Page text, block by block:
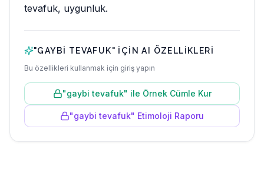
tevafuk, uygunluk.
"GAYBI TEVAFUK" IÇIN AI ÖZELLIKLERI
Bu özellikleri kullanmak için giriş yapın
"gaybi tevafuk" ile Örnek Cümle Kur
"gaybi tevafuk" Etimoloji Raporu